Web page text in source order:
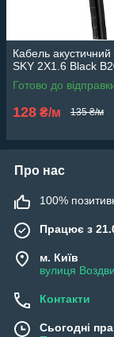
Кабель
SKY 2X1.6 Black
Готово до
128 ₴/м 135 ₴/м
Про нас
100%
Працює з
м. Київ
вулиця
Контакти
Сьогодні